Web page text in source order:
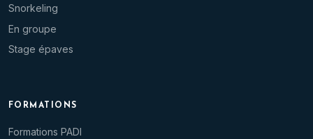
Snorkeling
En groupe
Stage épaves
FORMATIONS
Formations PADI